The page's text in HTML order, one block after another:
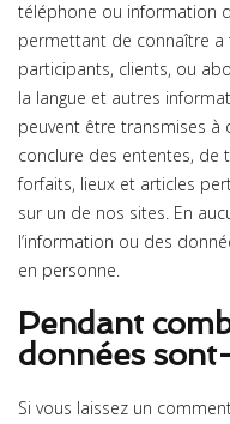
téléphone ou information
permettant de connaître a
participants, clients, ou
la langue et autres
peuvent être transmises à
conclure des ententes, de
forfaits, lieux et articles
sur un de nos sites. En
l’information ou des
en personne.
Pendant
données
Si vous laissez un